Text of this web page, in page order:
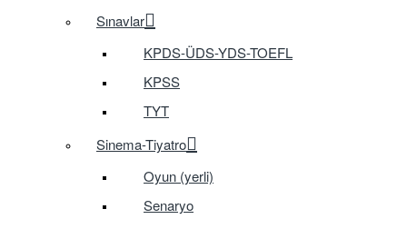
Sınavlar
KPDS-ÜDS-YDS-TOEFL
KPSS
TYT
Sinema-Tiyatro
Oyun (yerli)
Senaryo